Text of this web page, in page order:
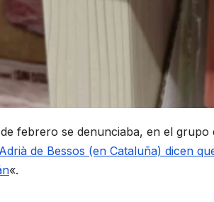
febrero se denunciaba, en el grupo
de Bessos (en Cataluña) dicen
«.